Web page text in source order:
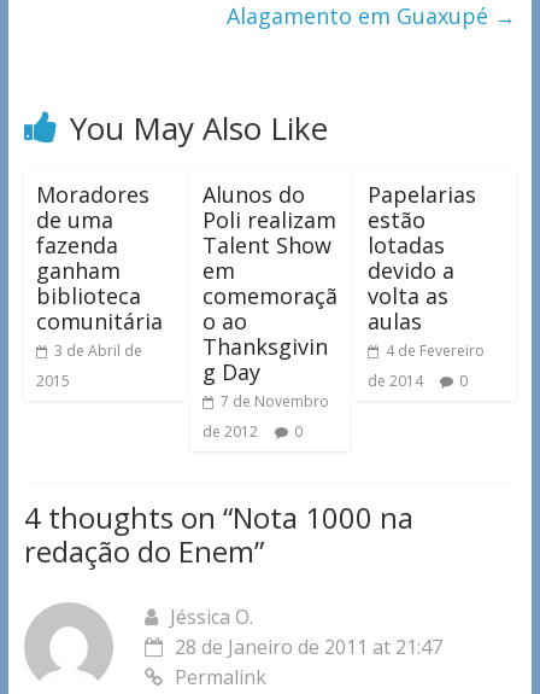
Alagamento em Guaxupé →
You May Also Like
Moradores
de uma
fazenda
ganham
biblioteca
comunitária
3 de Abril de
2015
Alunos do
Poli realizam
Talent Show
em
comemoraçã
o ao
Thanksgivin
g Day
7 de Novembro
de 2012
0
Papelarias
estão
lotadas
devido a
volta as
aulas
4 de Fevereiro
de 2014
0
4 thoughts on “Nota 1000 na
redação do Enem”
Jéssica O.
28 de Janeiro de 2011 at 21:47
Permalink